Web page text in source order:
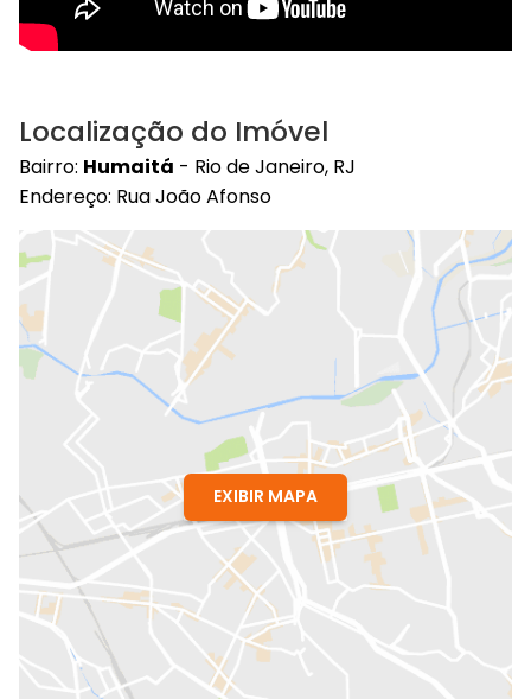
Localização do Imóvel
Bairro: Humaitá - Rio de Janeiro, RJ
Endereço: Rua João Afonso
EXIBIR MAPA